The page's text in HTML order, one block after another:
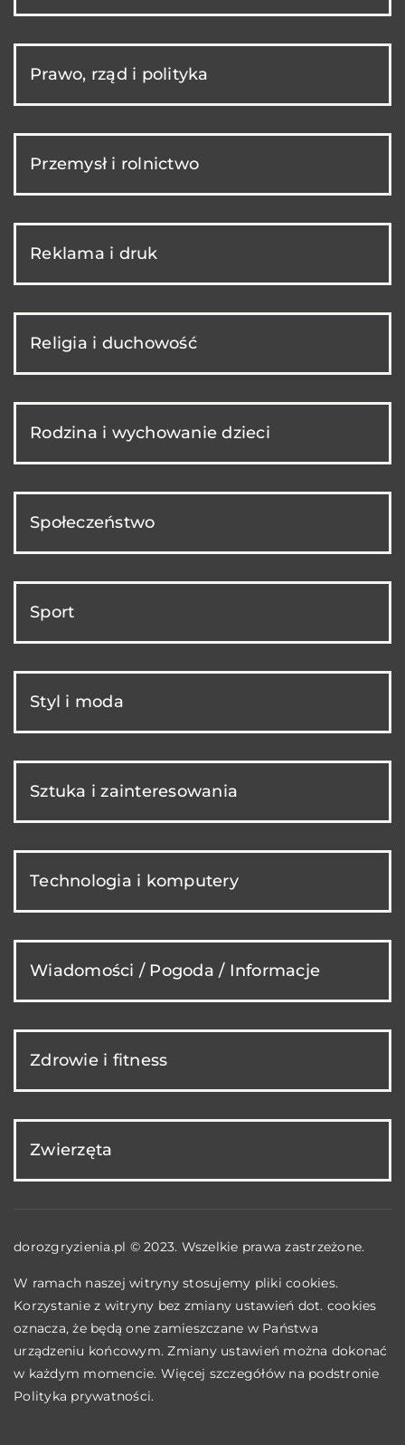
Prawo, rząd i polityka
Przemysł i rolnictwo
Reklama i druk
Religia i duchowość
Rodzina i wychowanie dzieci
Społeczeństwo
Sport
Styl i moda
Sztuka i zainteresowania
Technologia i komputery
Wiadomości / Pogoda / Informacje
Zdrowie i fitness
Zwierzęta
dorozgryzienia.pl © 2023. Wszelkie prawa zastrzeżone.
W ramach naszej witryny stosujemy pliki cookies.
Korzystanie z witryny bez zmiany ustawień dot. cookies
oznacza, że będą one zamieszczane w Państwa
urządzeniu końcowym. Zmiany ustawień można dokonać
w każdym momencie. Więcej szczegółów na podstronie
Polityka prywatności.